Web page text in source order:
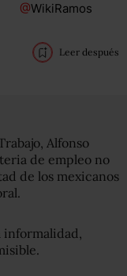
@WikiRamos
Leer después
Alfonso
de empleo no
de los mexicanos
informalidad,